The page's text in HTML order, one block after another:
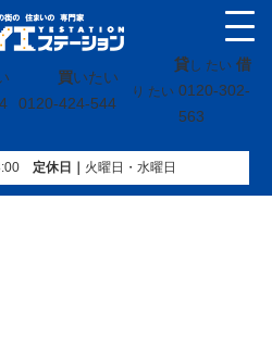
買いたい
0120-424-544
貸し たい 借
り たい 0120-302-
563
定休⽇｜ 火曜⽇・水曜⽇
プ»Ｊヴィレッジが復活へ 全